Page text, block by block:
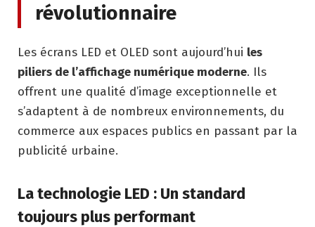
révolutionnaire
Les écrans LED et OLED sont aujourd’hui les
piliers de l’affichage numérique moderne. Ils
offrent une qualité d’image exceptionnelle et
s’adaptent à de nombreux environnements, du
commerce aux espaces publics en passant par la
publicité urbaine.
La technologie LED : Un standard
toujours plus performant